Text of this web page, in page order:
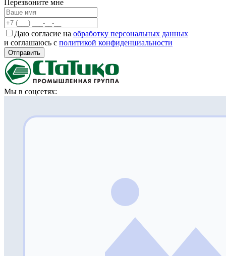
Перезвоните мне
Даю согласие на обработку персональных данных
и соглашаюсь с политикой конфиденциальности
Отправить
Мы в соцсетях: